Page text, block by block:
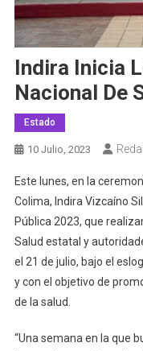
Indira Inicia
Nacional De
Estado
10 Julio, 2023
Este lunes, en la
Colima, Indira Vizcaíno
Pública 2023, que
Salud estatal y
el 21 de julio, bajo el
y con el objetivo de
de la salud.
“Una semana en la que